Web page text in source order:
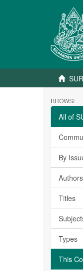
BROWSE
All of
By
Authors
Titles
Types
This